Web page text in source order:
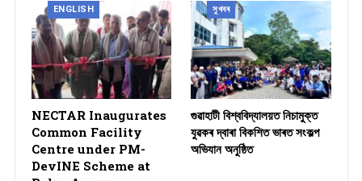
ENGLISH
NECTAR Inaugurates
Common Facility
Centre under PM-
DevINE Scheme at
সুখবৰ
গুৱাহাটী বিশ্ববিদ্যালয়ত নিচামুক্ত
যুৱকৰ দ্বাৰা বিকশিত ভাৰত সংকল্প
অভিযান অনুষ্ঠিত